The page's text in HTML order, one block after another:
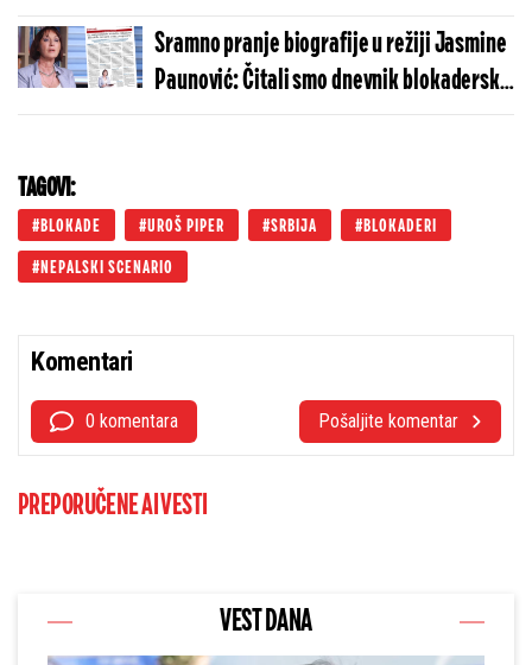
dok prosi donacije!
Sramno pranje biografije u režiji Jasmine
Paunović: Čitali smo dnevnik blokaderske
tužiteljke da vi ne biste morali
TAGOVI:
BLOKADE UROŠ PIPER SRBIJA BLOKADERI
NEPALSKI SCENARIO
Komentari
0 komentara Pošaljite komentar
PREPORUČENE AI VESTI
VEST DANA